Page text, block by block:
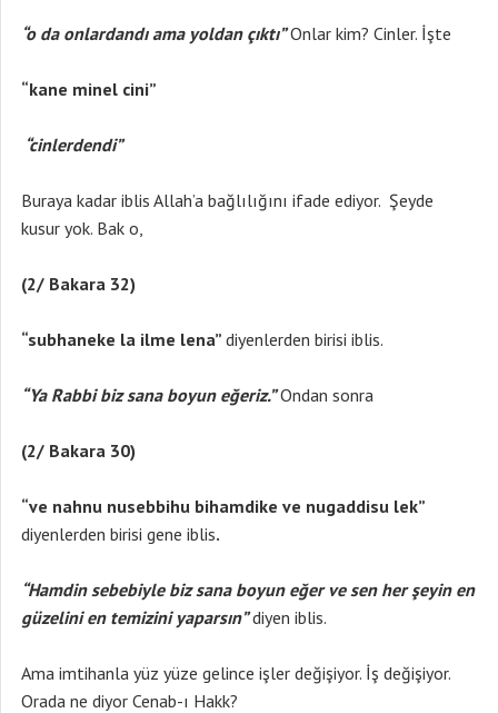
“o da onlardandı ama yoldan çıktı”Onlar kim? Cinler. İşte
“kane minel cini”
“cinlerdendi”
Buraya kadar iblis Allah’a bağlılığını ifade ediyor. Şeyde
kusur yok. Bak o,
(2/ Bakara 32)
“subhaneke la ilme lena” diyenlerden birisi iblis.
“Ya Rabbi biz sana boyun eğeriz.”Ondan sonra
(2/ Bakara 30)
“ve nahnu nusebbihu bihamdike ve nugaddisu lek”
diyenlerden birisi gene iblis.
“Hamdin sebebiyle biz sana boyun eğer ve sen her şeyin en
güzelini en temizini yaparsın”diyen iblis.
Ama imtihanla yüz yüze gelince işler değişiyor. İş değişiyor.
Orada ne diyor Cenab-ı Hakk?